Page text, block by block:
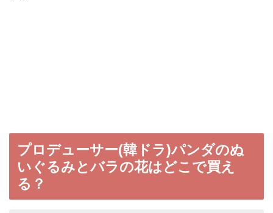
プロデューサー(韓ドラ)パンダのぬ
いぐるみとバラの花はどこで買え
る？